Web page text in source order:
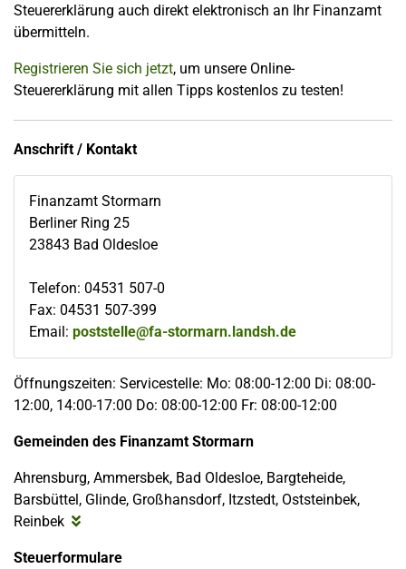
Steuererklärung auch direkt elektronisch an Ihr Finanzamt
übermitteln.
Registrieren Sie sich jetzt, um unsere Online-
Steuererklärung mit allen Tipps kostenlos zu testen!
Anschrift / Kontakt
Finanzamt Stormarn
Berliner Ring 25
23843 Bad Oldesloe
Telefon: 04531 507-0
Fax: 04531 507-399
Email: poststelle@fa-stormarn.landsh.de
Öffnungszeiten: Servicestelle: Mo: 08:00-12:00 Di: 08:00-
12:00, 14:00-17:00 Do: 08:00-12:00 Fr: 08:00-12:00
Gemeinden des Finanzamt Stormarn
Ahrensburg, Ammersbek, Bad Oldesloe, Bargteheide,
Barsbüttel, Glinde, Großhansdorf, Itzstedt, Oststeinbek,
Reinbek
Steuerformulare